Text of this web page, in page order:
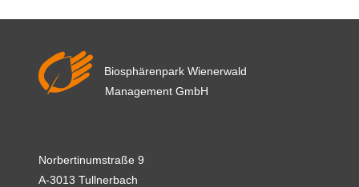
Biosphärenpark Wienerwald
Management GmbH
Norbertinumstraße 9
A-3013 Tullnerbach